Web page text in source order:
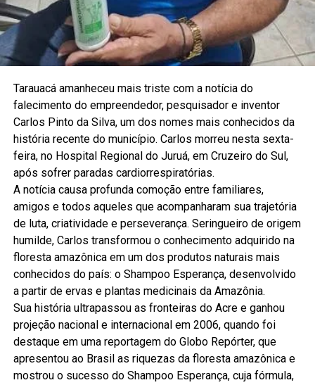
Tarauacá amanheceu mais triste com a notícia do
falecimento do empreendedor, pesquisador e inventor
Carlos Pinto da Silva, um dos nomes mais conhecidos da
história recente do município. Carlos morreu nesta sexta-
feira, no Hospital Regional do Juruá, em Cruzeiro do Sul,
após sofrer paradas cardiorrespiratórias.
A notícia causa profunda comoção entre familiares,
amigos e todos aqueles que acompanharam sua trajetória
de luta, criatividade e perseverança. Seringueiro de origem
humilde, Carlos transformou o conhecimento adquirido na
floresta amazônica em um dos produtos naturais mais
conhecidos do país: o Shampoo Esperança, desenvolvido
a partir de ervas e plantas medicinais da Amazônia.
Sua história ultrapassou as fronteiras do Acre e ganhou
projeção nacional e internacional em 2006, quando foi
destaque em uma reportagem do Globo Repórter, que
apresentou ao Brasil as riquezas da floresta amazônica e
mostrou o sucesso do Shampoo Esperança, cuja fórmula,